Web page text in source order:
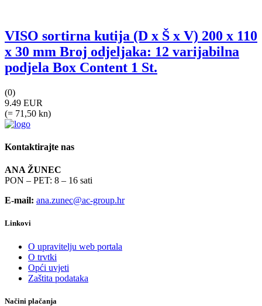
VISO sortirna kutija (D x Š x V) 200 x 110
x 30 mm Broj odjeljaka: 12 varijabilna
podjela Box Content 1 St.
(0)
9.49 EUR
(= 71,50 kn)
Kontaktirajte nas
ANA ŽUNEC
PON – PET: 8 – 16 sati
E-mail: ana.zunec@ac-group.hr
Linkovi
O upravitelju web portala
O trvtki
Opći uvjeti
Zaštita podataka
Načini plačanja